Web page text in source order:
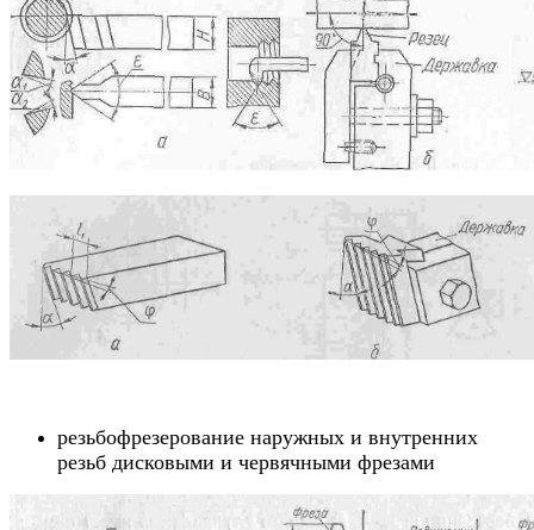
резьбофрезерование наружных и внутренних
резьб дисковыми и червячными фрезами